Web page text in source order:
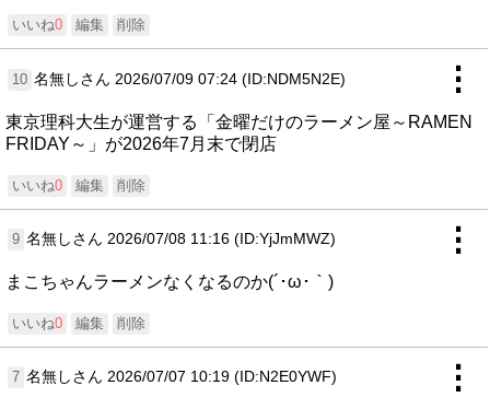
いいね0 編集 削除
10 名無しさん 2026/07/09 07:24 (ID:NDM5N2E) ⋮
東京理科大生が運営する「金曜だけのラーメン屋～RAMEN
FRIDAY～」が2026年7月末で閉店
いいね0 編集 削除
9 名無しさん 2026/07/08 11:16 (ID:YjJmMWZ) ⋮
まこちゃんラーメンなくなるのか(´･ω･｀)
いいね0 編集 削除
7 名無しさん 2026/07/07 10:19 (ID:N2E0YWF) ⋮